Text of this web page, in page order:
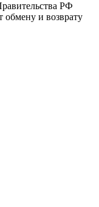
РФ
обмену и возврату